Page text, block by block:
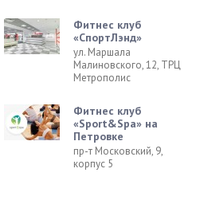
Фитнес клуб
«СпортЛэнд»
ул. Маршала
Малиновского, 12, ТРЦ
Метрополис
Фитнес клуб
«Sport&Spa» на
Петровке
пр-т Московский, 9,
корпус 5